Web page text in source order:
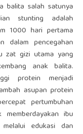
balita salah satunya
stunting adalah
1000 hari pertama
dalam pencegahan
zat gizi utama yang
anak balita.
protein menjadi
asupan protein
pertumbuhan
ibu
edukasi dan